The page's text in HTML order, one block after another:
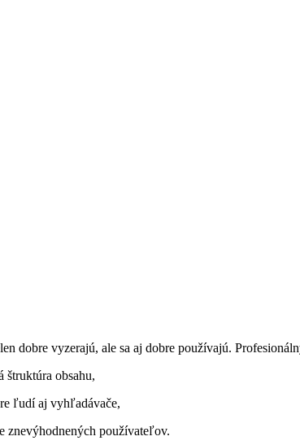
dobre vyzerajú, ale sa aj dobre používajú.
obsahu,
ľudí aj vyhľadávače,
znevýhodnených používateľov.